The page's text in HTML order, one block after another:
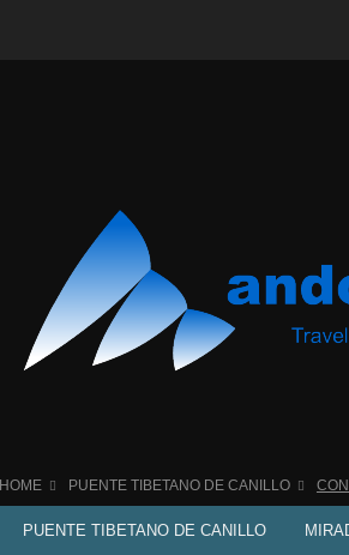
HOME PUENTE TIBETANO DE CANILLO
PUENTE TIBETANO DE CANILLO